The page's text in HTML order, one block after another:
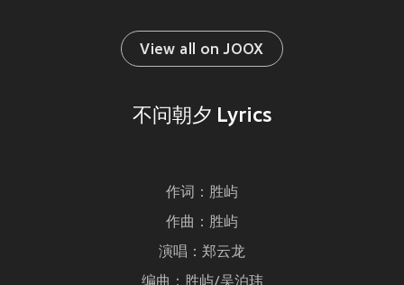
View all on JOOX
不问朝夕 Lyrics
作词：胜屿
作曲：胜屿
演唱：郑云龙